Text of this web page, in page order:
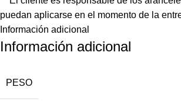
puedan aplicarse en el momento de la
Información adicional
Información adicional
PESO